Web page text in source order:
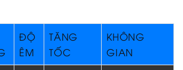
ĐỘ
ÊM
TĂNG
TỐC
KHÔNG
GIAN